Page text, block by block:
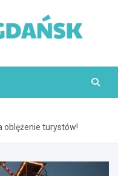
oblężenie turystów!